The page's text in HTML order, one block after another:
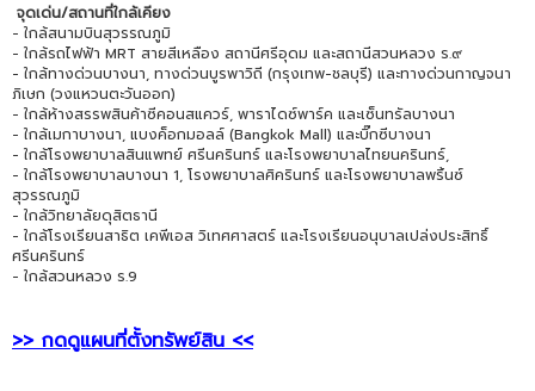
จุดเด่น/สถานที่ใกล้เคียง
- ใกล้สนามบินสุวรรณภูมิ
- ใกล้รถไฟฟ้า MRT สายสีเหลือง สถานีศรีอุดม และสถานีสวนหลวง ร.๙
- ใกล้ทางด่วนบางนา, ทางด่วนบูรพาวิถี (กรุงเทพ-ชลบุรี) และทางด่วนกาญจนา
ภิเษก (วงแหวนตะวันออก)
- ใกล้ห้างสรรพสินค้าซีคอนสแควร์, พาราไดซ์พาร์ค และเซ็นทรัลบางนา
- ใกล้เมกาบางนา, แบงค็อกมอลล์ (Bangkok Mall) และบิ๊กซีบางนา
- ใกล้โรงพยาบาลสินแพทย์ ศรีนครินทร์ และโรงพยาบาลไทยนครินทร์,
- ใกล้โรงพยาบาลบางนา 1, โรงพยาบาลศิครินทร์ และโรงพยาบาลพริ้นซ์
สุวรรณภูมิ
- ใกล้วิทยาลัยดุสิตธานี
- ใกล้โรงเรียนสาธิต เคพีเอส วิเทศศาสตร์ และโรงเรียนอนุบาลเปล่งประสิทธิ์
ศรีนครินทร์
- ใกล้สวนหลวง ร.9
>> กดดูแผนที่ตั้งทรัพย์สิน <<